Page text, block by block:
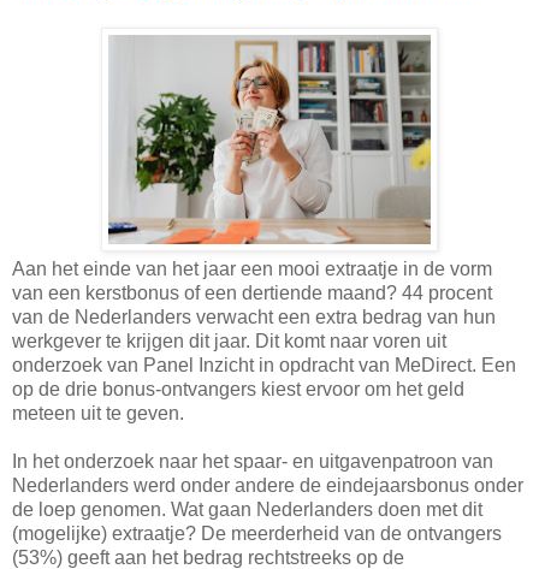
Aan het einde van het jaar een mooi extraatje in de vorm
van een kerstbonus of een dertiende maand? 44 procent
van de Nederlanders verwacht een extra bedrag van hun
werkgever te krijgen dit jaar. Dit komt naar voren uit
onderzoek van Panel Inzicht in opdracht van MeDirect. Een
op de drie bonus-ontvangers kiest ervoor om het geld
meteen uit te geven.
In het onderzoek naar het spaar- en uitgavenpatroon van
Nederlanders werd onder andere de eindejaarsbonus onder
de loep genomen. Wat gaan Nederlanders doen met dit
(mogelijke) extraatje? De meerderheid van de ontvangers
(53%) geeft aan het bedrag rechtstreeks op de